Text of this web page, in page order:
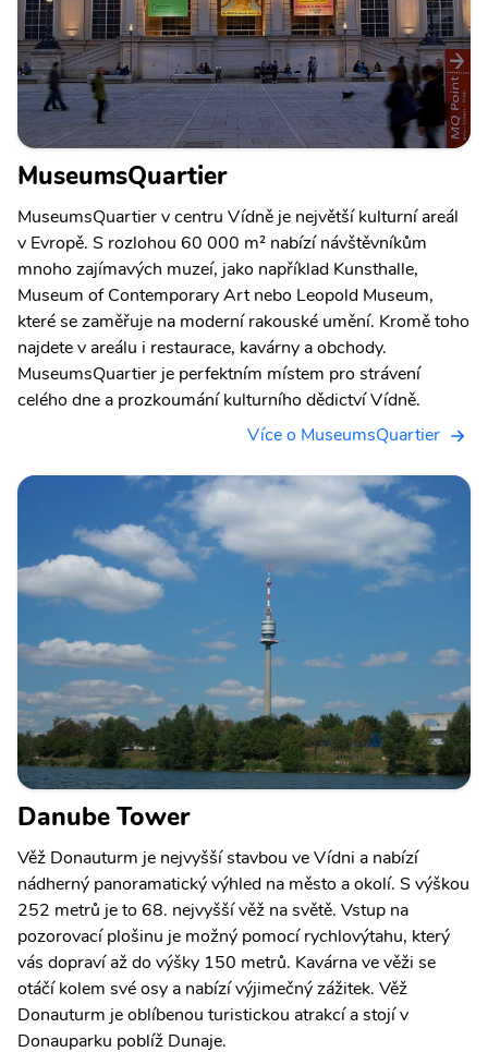
MuseumsQuartier
MuseumsQuartier v centru Vídně je největší kulturní areál
v Evropě. S rozlohou 60 000 m² nabízí návštěvníkům
mnoho zajímavých muzeí, jako například Kunsthalle,
Museum of Contemporary Art nebo Leopold Museum,
které se zaměřuje na moderní rakouské umění. Kromě toho
najdete v areálu i restaurace, kavárny a obchody.
MuseumsQuartier je perfektním místem pro strávení
celého dne a prozkoumání kulturního dědictví Vídně.
Více o MuseumsQuartier
Danube Tower
Věž Donauturm je nejvyšší stavbou ve Vídni a nabízí
nádherný panoramatický výhled na město a okolí. S výškou
252 metrů je to 68. nejvyšší věž na světě. Vstup na
pozorovací plošinu je možný pomocí rychlovýtahu, který
vás dopraví až do výšky 150 metrů. Kavárna ve věži se
otáčí kolem své osy a nabízí výjimečný zážitek. Věž
Donauturm je oblíbenou turistickou atrakcí a stojí v
Donauparku poblíž Dunaje.